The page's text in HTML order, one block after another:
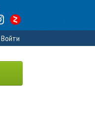
Войти